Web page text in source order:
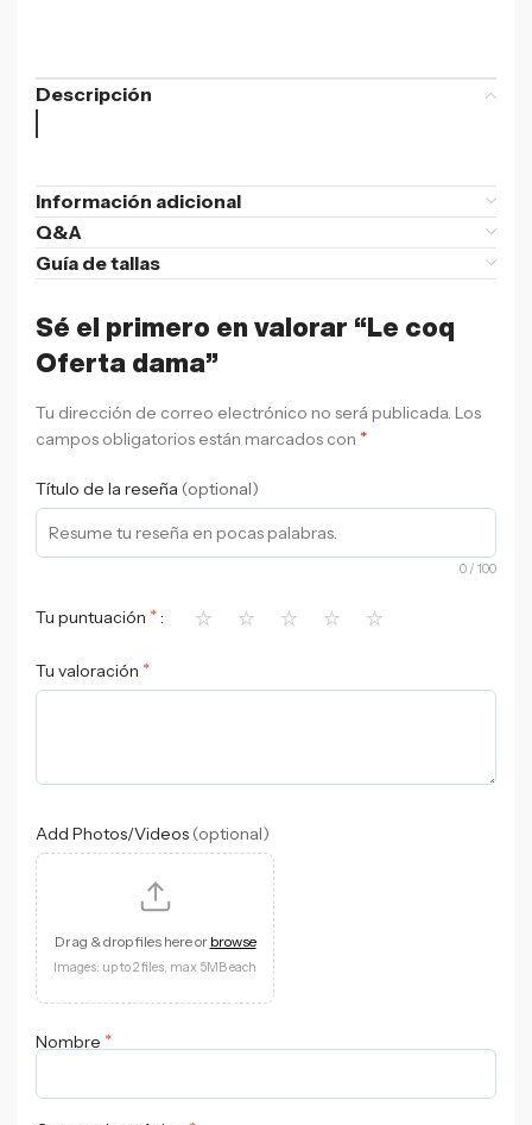
Descripción
Información adicional
Q&A
Guía de tallas
Sé el primero en valorar “Le coq
Oferta dama”
Tu dirección de correo electrónico no será publicada. Los
campos obligatorios están marcados con *
Título de la reseña (optional)
0 / 100
Tu puntuación * ⭐ ⭐ ⭐ ⭐ ⭐
Tu valoración *
Add Photos/Videos (optional)
Drag & drop files here or browse
Images: up to 2 files, max 5MB each
Nombre *